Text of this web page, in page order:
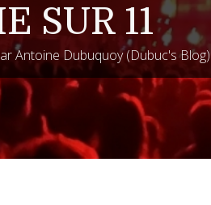
SUR 11
Antoine Dubuquoy (Dubuc's Blog)